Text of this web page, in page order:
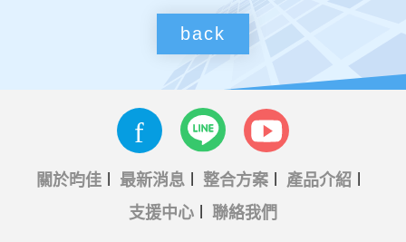
back
關於昀佳 最新消息 整合方案
產品介紹
支援中心
聯絡我們